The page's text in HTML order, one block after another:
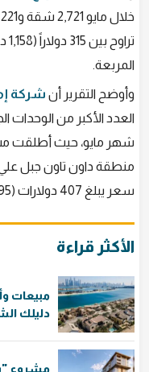
المربعة.
وأوضح التقرير أن شركة
العدد الأكبر من الوحدات
شهر مايو، حيث أطلقت
سعر يبلغ 407 دولارات (1,495 درهماً) للقدم المربعة.
الأكثر قراءة
دليلك